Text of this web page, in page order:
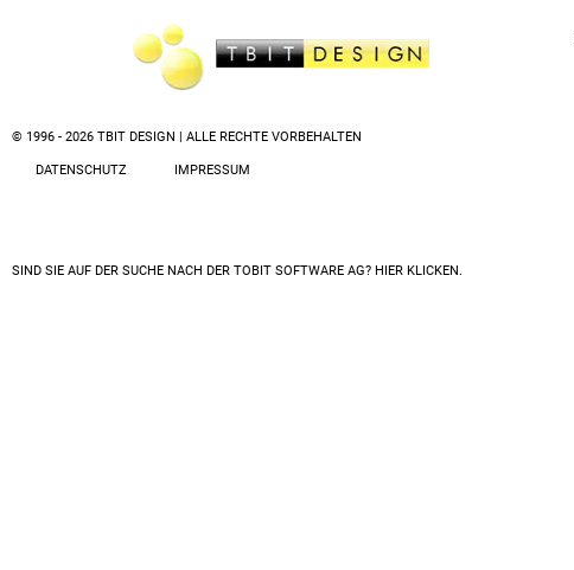
© 1996 - 2026 TBIT DESIGN | ALLE RECHTE VORBEHALTEN
DATENSCHUTZ IMPRESSUM
SIND SIE AUF DER SUCHE NACH DER TOBIT SOFTWARE AG? HIER KLICKEN.